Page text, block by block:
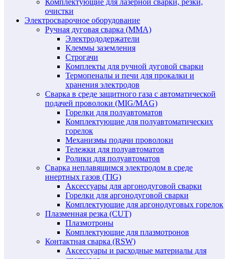
очистки
Электросварочное оборудование
Ручная дуговая сварка (MMA)
Электрододержатели
Клеммы заземления
Строгачи
Комплекты для ручной дуговой сварки
Термопеналы и печи для прокалки и
хранения электродов
Сварка в среде защитного газа с автоматической
подачей проволоки (MIG/MAG)
Горелки для полуавтоматов
Комплектующие для полуавтоматических
горелок
Механизмы подачи проволоки
Тележки для полуавтоматов
Ролики для полуавтоматов
Сварка неплавящимся электродом в среде
инертных газов (TIG)
Аксессуары для аргонодуговой сварки
Горелки для аргонодуговой сварки
Комплектующие для аргонодуговых горелок
Плазменная резка (CUT)
Плазмотроны
Комплектующие для плазмотронов
Контактная сварка (RSW)
Аксессуары и расходные материалы для